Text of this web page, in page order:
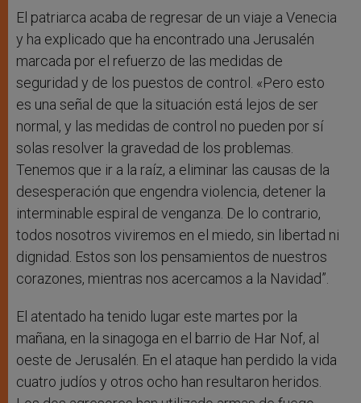
El patriarca acaba de regresar de un viaje a Venecia
y ha explicado que ha encontrado una Jerusalén
marcada por el refuerzo de las medidas de
seguridad y de los puestos de control. «Pero esto
es una señal de que la situación está lejos de ser
normal, y las medidas de control no pueden por sí
solas resolver la gravedad de los problemas.
Tenemos que ir a la raíz, a eliminar las causas de la
desesperación que engendra violencia, detener la
interminable espiral de venganza. De lo contrario,
todos nosotros viviremos en el miedo, sin libertad ni
dignidad. Estos son los pensamientos de nuestros
corazones, mientras nos acercamos a la Navidad”.
El atentado ha tenido lugar este martes por la
mañana, en la sinagoga en el barrio de Har Nof, al
oeste de Jerusalén. En el ataque han perdido la vida
cuatro judíos y otros ocho han resultaron heridos.